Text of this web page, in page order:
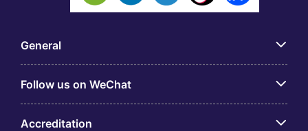
General
Follow us on WeChat
Accreditation